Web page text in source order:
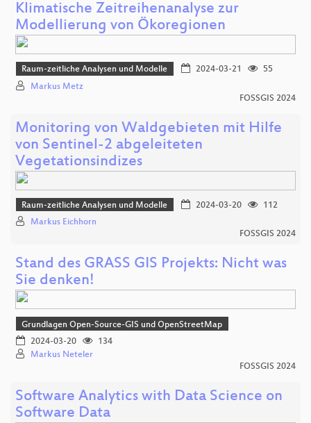
Klimatische Zeitreihenanalyse zur
Modellierung von Ökoregionen
Raum-zeitliche Analysen und Modelle 2024-03-21
55
Markus Metz
FOSSGIS 2024
Monitoring von Waldgebieten mit Hilfe
von Sentinel-2 abgeleiteten
Vegetationsindizes
Raum-zeitliche Analysen und Modelle 2024-03-20
112
Markus Eichhorn
FOSSGIS 2024
Stand des GRASS GIS Projekts: Nicht was
Sie denken!
Grundlagen Open-Source-GIS und OpenStreetMap
2024-03-20
134
Markus Neteler
FOSSGIS 2024
Software Analytics with Data Science on
Software Data